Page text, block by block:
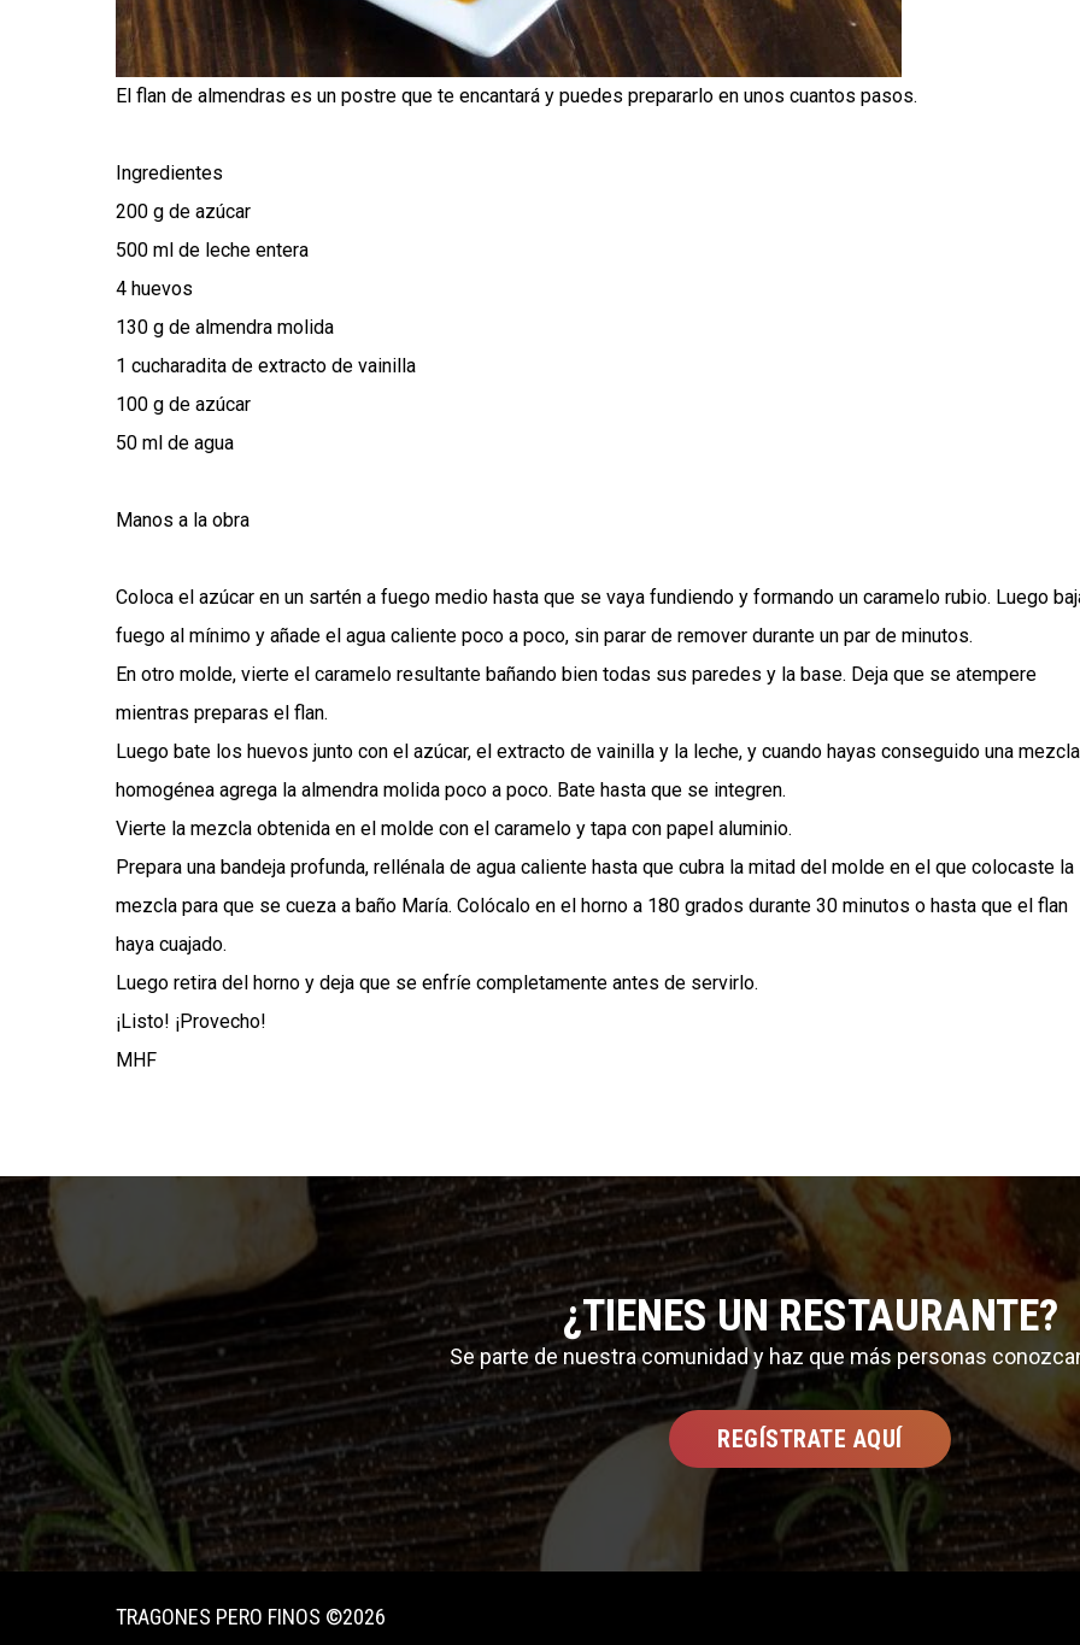
El flan de almendras es un postre que te encantará y puedes prepararlo en unos cuantos pasos.
Ingredientes
200 g de azúcar
500 ml de leche entera
4 huevos
130 g de almendra molida
1 cucharadita de extracto de vainilla
100 g de azúcar
50 ml de agua
Manos a la obra
Coloca el azúcar en un sartén a fuego medio hasta que se vaya fundiendo y formando un caramelo rubio. Luego
fuego al mínimo y añade el agua caliente poco a poco, sin parar de remover durante un par de minutos.
En otro molde, vierte el caramelo resultante bañando bien todas sus paredes y la base. Deja que se atempere
mientras preparas el flan.
Luego bate los huevos junto con el azúcar, el extracto de vainilla y la leche, y cuando hayas conseguido una mezcla
homogénea agrega la almendra molida poco a poco. Bate hasta que se integren.
Vierte la mezcla obtenida en el molde con el caramelo y tapa con papel aluminio.
Prepara una bandeja profunda, rellénala de agua caliente hasta que cubra la mitad del molde en el que colocaste la
mezcla para que se cueza a baño María. Colócalo en el horno a 180 grados durante 30 minutos o hasta que el flan
haya cuajado.
Luego retira del horno y deja que se enfríe completamente antes de servirlo.
¡Listo! ¡Provecho!
MHF
¿TIENES UN RESTAURANTE?
Se parte de nuestra comunidad y haz que más personas
REGÍSTRATE AQUÍ
TRAGONES PERO FINOS ©2026